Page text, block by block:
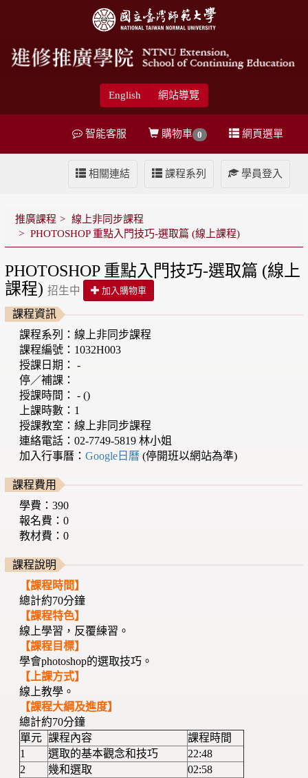
English 網站導覽
網頁選單
購物車 0
智能客服
學員登入
課程系列
相關連結
推廣課程
線上非同步課程
PHOTOSHOP 重點入門技巧-選取篇 (線上課程)
PHOTOSHOP 重點入門技巧-選取篇 (線上
課程) 招生中 加入購物車
課程資訊
課程系列：線上非同步課程
課程編號：1032H003
授課日期： -
停／補課：
授課時間： - ()
上課時數：1
授課教室：線上非同步課程
連絡電話：02-7749-5819 林小姐
加入行事曆：Google日曆(停開班以網站為準)
課程費用
學費：390
報名費：0
教材費：0
課程說明
【課程時間】
總計約70分鐘
【課程特色】
線上學習，反覆練習。
【課程目標】
學會photoshop的選取技巧。
【上課方式】
線上教學。
【課程大綱及進度】
總計約70分鐘
單元 課程內容
課程時間
1
選取的基本觀念和技巧
22:48
2
幾和選取
02:58